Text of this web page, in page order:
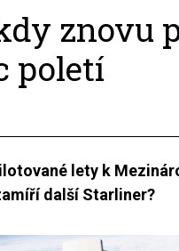
znovu
poletí
lety k
další Starliner?